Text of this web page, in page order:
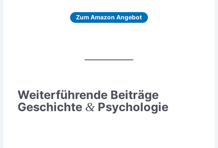
Zum Ama­zon Angebot
Weiterführende Beiträge
Geschichte & Psychologie